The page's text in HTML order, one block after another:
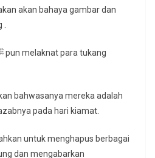
akan bahaya gambar dan
bahwasanya mereka adalah
pada hari kiamat.
untuk menghapus berbagai
dan mengabarkan